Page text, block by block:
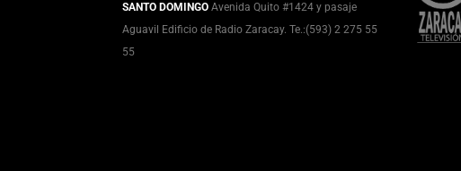
SANTO DOMINGO Avenida Quito #1424 y pasaje
Aguavil Edificio de Radio Zaracay. Te.:(593) 2 275 55
55